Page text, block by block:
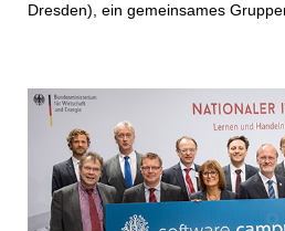
Dresden), ein gemeinsames